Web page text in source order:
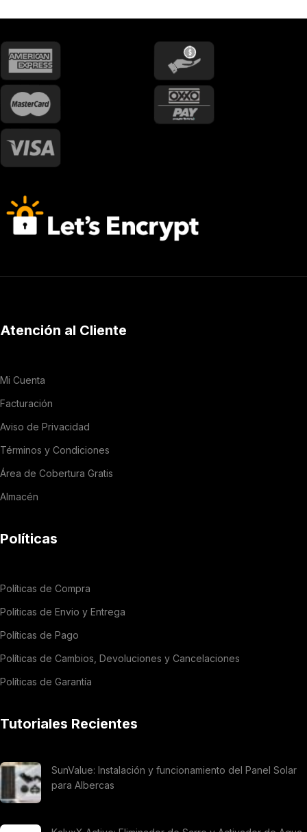
Atención al Cliente
Mi Cuenta
Facturación
Aviso de Privacidad
Términos y Condiciones
Área de Cobertura Gratis
Almacén
Políticas
Políticas de Compra
Politicas de Envio y Entrega
Políticas de Pago
Políticas de Cambios, Devoluciones y Cancelaciones
Políticas de Garantía
Tutoriales Recientes
SunValue: Instalación y funcionamiento del Panel Solar
para Albercas